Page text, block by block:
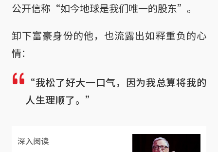
公开信称“如今地球是我们唯一的股东”。
卸下富豪身份的他，也流露出如释重负的心
情：
“我松了好大一口气，因为我总算将我的
人生理顺了。”
深入阅读